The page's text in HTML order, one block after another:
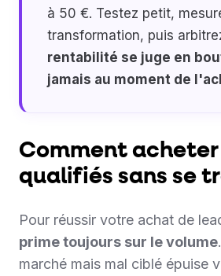
à 50 €. Testez petit,
transformation, puis
rentabilité se juge en
jamais au moment de
Comment acheter
qualifiés sans se
Pour réussir votre achat de
prime toujours sur le volume
marché mais mal ciblé épuise